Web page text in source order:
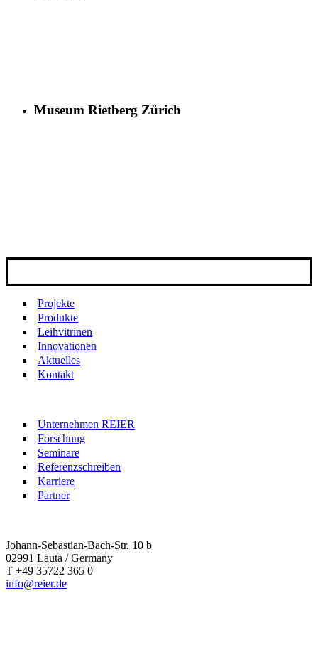
Museum Rietberg Zürich
Projekte
Produkte
Leihvitrinen
Innovationen
Aktuelles
Kontakt
Unternehmen REIER
Forschung
Seminare
Referenzschreiben
Karriere
Partner
Johann-Sebastian-Bach-Str. 10 b
02991 Lauta / Germany
T +49 35722 365 0
info@reier.de